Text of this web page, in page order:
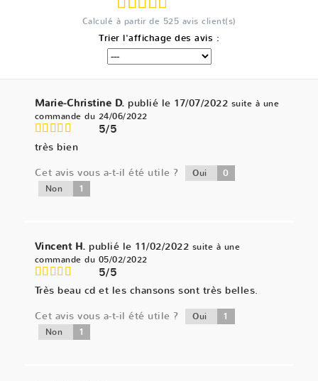
Calculé à partir de 525 avis client(s)
Trier l'affichage des avis :
Marie-Christine D.publié le 17/07/2022 suite à une
commande du 24/06/2022
5/5
très bien
Cet avis vous a-t-il été utile ?
Oui 0
Non 1
Vincent H.publié le 11/02/2022 suite à une
commande du 05/02/2022
5/5
Très beau cd et les chansons sont très belles.
Cet avis vous a-t-il été utile ?
Oui 1
Non 1